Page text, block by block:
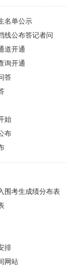
名单公示
线公布答记者问
道开通
询开通
答
始
布
围考生成绩分布表
排
网站